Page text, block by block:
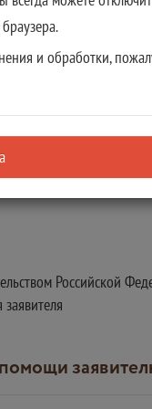
Российской
и обработки,